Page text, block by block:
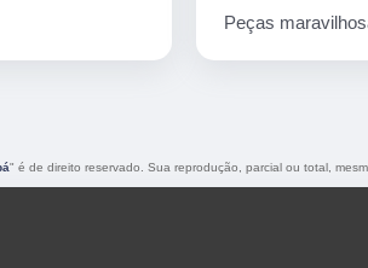
confiança
Empresa
" é de direito reservado. Sua reprodução, parcial ou total,